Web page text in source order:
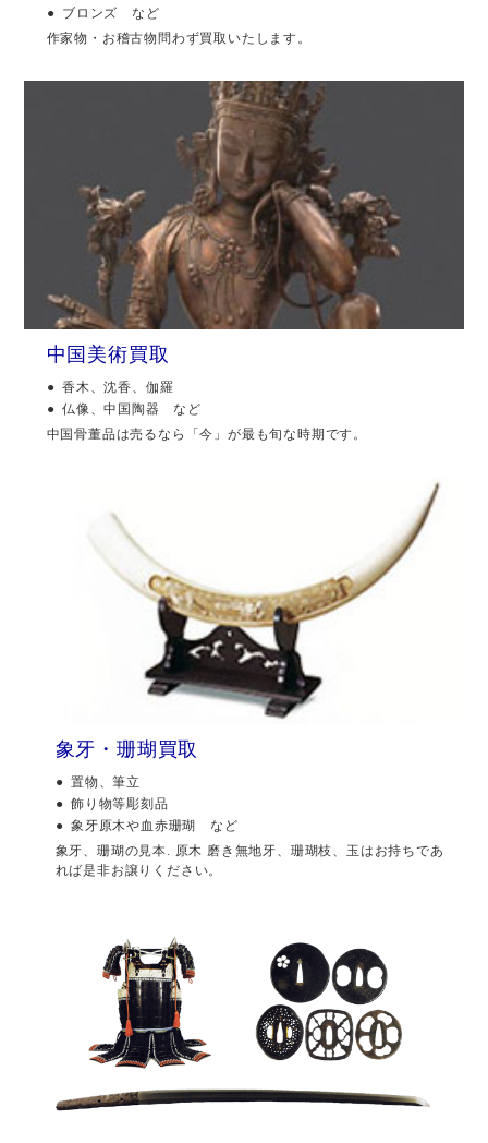
ブロンズ など
作家物・お稽古物問わず買取いたします。
中国美術買取
香木、沈香、伽羅
仏像、中国陶器 など
中国骨董品は売るなら「今」が最も旬な時期です。
象牙・珊瑚買取
置物、筆立
飾り物等彫刻品
象牙原木や血赤珊瑚 など
象牙、珊瑚の見本. 原木 磨き無地牙、珊瑚枝、玉はお持ちであ
れば是非お譲りください。